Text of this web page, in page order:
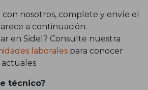
nosotros, complete y envíe el
a continuación.
en Sidel? Consulte nuestra
laborales para conocer
actuales
técnico?